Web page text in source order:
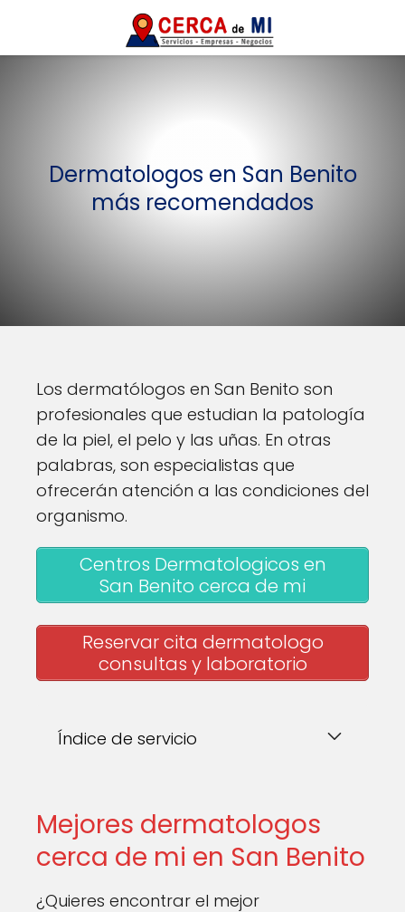
Dermatologos en San Benito
más recomendados
Los dermatólogos en San Benito son
profesionales que estudian la patología
de la piel, el pelo y las uñas. En otras
palabras, son especialistas que
ofrecerán atención a las condiciones del
organismo.
Centros Dermatologicos en
San Benito cerca de mi
Reservar cita dermatologo
consultas y laboratorio
Índice de servicio
Mejores dermatologos
cerca de mi en San Benito
¿Quieres encontrar el mejor